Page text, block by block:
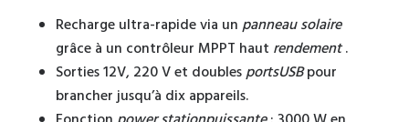
Recharge ultra-rapide via unpanneau solaire
grâce à un contrôleur MPPT haut rendement.
Sorties 12V, 220 V et doublesportsUSBpour
brancher jusqu’à dix appareils.